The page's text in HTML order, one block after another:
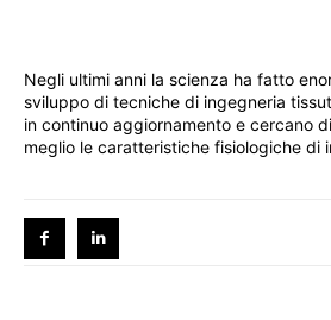
Negli ultimi anni la scienza ha fatto
sviluppo di tecniche di ingegneria
in continuo aggiornamento e cercano
meglio le caratteristiche fisiologiche di